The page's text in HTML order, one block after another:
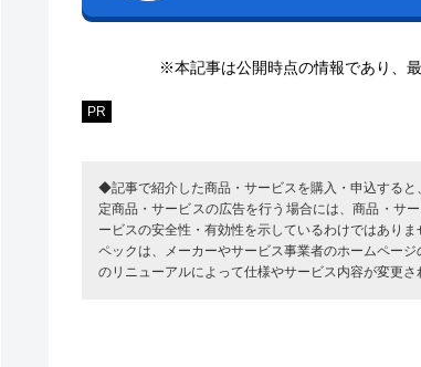
※本記事は公開時点の情報であり、
PR
◆記事で紹介した商品・サービスを購入・申込する
定商品・サービスの広告を行う場合には、商品・サ
ービスの安全性・有効性を示しているわけではあり
ペックは、メーカーやサービス事業者のホームペー
のリニューアルによって仕様やサービス内容が変更